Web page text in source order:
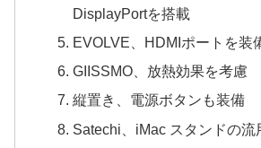
DisplayPortを搭載
EVOLVE、HDMIポートを装
GIISSMO、放熱効果を考慮
縦置き、電源ボタンも装備
Satechi、iMac スタンドの流